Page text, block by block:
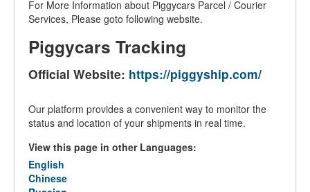
For More Information about Piggycars Parcel / Courier
Services, Please goto following website.
Piggycars Tracking
Official Website: https://piggyship.com/
Our platform provides a convenient way to monitor the
status and location of your shipments in real time.
View this page in other Languages:
English
Chinese